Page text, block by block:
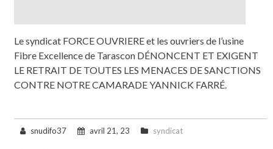
Le syndicat FORCE OUVRIERE et les ouvriers de l’usine
Fibre Excellence de Tarascon DÉNONCENT ET EXIGENT
LE RETRAIT DE TOUTES LES MENACES DE SANCTIONS
CONTRE NOTRE CAMARADE YANNICK FARRÉ.
snudifo37 avril 21, 23 syndicat